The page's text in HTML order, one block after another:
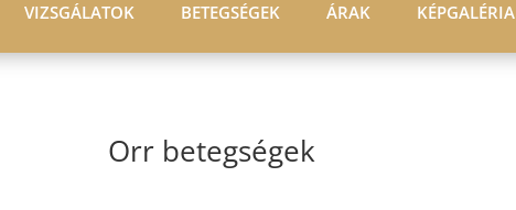
VIZSGÁLATOK BETEGSÉGEK ÁRAK KÉPGALÉRIA
Orr betegségek